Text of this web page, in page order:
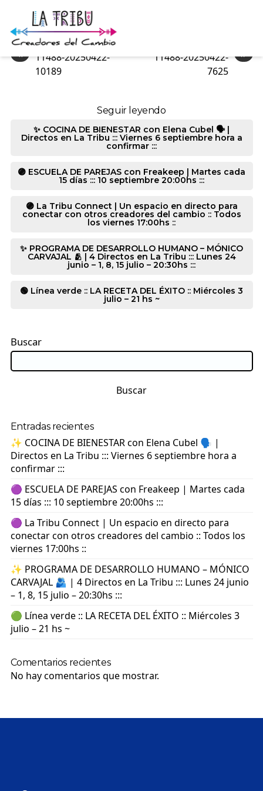
11488-20250422-8651
«
11488-20250422-
10189
»
11488-20250422-
7625
Seguir leyendo
✨ COCINA DE BIENESTAR con Elena Cubel 🗣️ |
Directos en La Tribu ::: Viernes 6 septiembre hora a
confirmar :::
🟣 ESCUELA DE PAREJAS con Freakeep | Martes cada
15 días ::: 10 septiembre 20:00hs :::
🟣 La Tribu Connect | Un espacio en directo para
conectar con otros creadores del cambio :: Todos
los viernes 17:00hs ::
✨ PROGRAMA DE DESARROLLO HUMANO – MÓNICO
CARVAJAL 🫂 | 4 Directos en La Tribu ::: Lunes 24
junio – 1, 8, 15 julio – 20:30hs :::
🟢 Línea verde :: LA RECETA DEL ÉXITO :: Miércoles 3
julio – 21 hs ~
Buscar
Buscar
Entradas recientes
✨ COCINA DE BIENESTAR con Elena Cubel 🗣️ |
Directos en La Tribu ::: Viernes 6 septiembre hora a
confirmar :::
🟣 ESCUELA DE PAREJAS con Freakeep | Martes cada
15 días ::: 10 septiembre 20:00hs :::
🟣 La Tribu Connect | Un espacio en directo para
conectar con otros creadores del cambio :: Todos los
viernes 17:00hs ::
✨ PROGRAMA DE DESARROLLO HUMANO – MÓNICO
CARVAJAL 🫂 | 4 Directos en La Tribu ::: Lunes 24 junio
– 1, 8, 15 julio – 20:30hs :::
🟢 Línea verde :: LA RECETA DEL ÉXITO :: Miércoles 3
julio – 21 hs ~
Comentarios recientes
No hay comentarios que mostrar.